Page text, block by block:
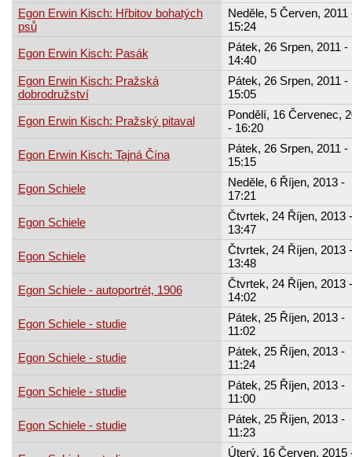
Egon Erwin Kisch: Hřbitov bohatých
psů
Neděle, 5 Červen, 2011
15:24
Egon Erwin Kisch: Pasák
Pátek, 26 Srpen, 2011 -
14:40
Egon Erwin Kisch: Pražská
dobrodružství
Pátek, 26 Srpen, 2011 -
15:05
Egon Erwin Kisch: Pražský pitaval
Pondělí, 16 Červenec,
- 16:20
Egon Erwin Kisch: Tajná Čína
Pátek, 26 Srpen, 2011 -
15:15
Egon Schiele
Neděle, 6 Říjen, 2013 -
17:21
Egon Schiele
Čtvrtek, 24 Říjen, 2013 -
13:47
Egon Schiele
Čtvrtek, 24 Říjen, 2013 -
13:48
Egon Schiele - autoportrét, 1906
Čtvrtek, 24 Říjen, 2013 -
14:02
Egon Schiele - studie
Pátek, 25 Říjen, 2013 -
11:02
Egon Schiele - studie
Pátek, 25 Říjen, 2013 -
11:24
Egon Schiele - studie
Pátek, 25 Říjen, 2013 -
11:00
Egon Schiele - studie
Pátek, 25 Říjen, 2013 -
11:23
Úterý, 16 Červen, 2015